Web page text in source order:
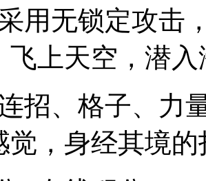
用无锁定攻击
飞上天空，潜入
招、格子、力
觉，身经其境